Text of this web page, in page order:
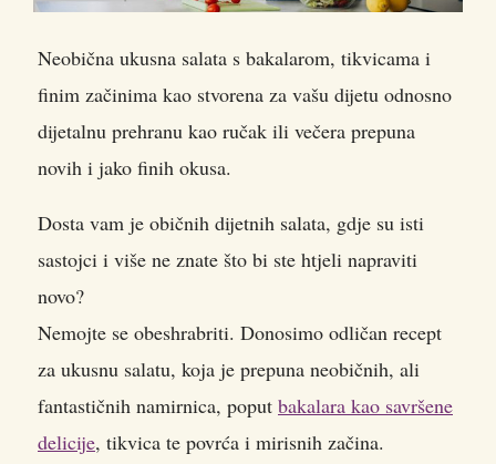
Neobična ukusna salata s bakalarom, tikvicama i
finim začinima kao stvorena za vašu dijetu odnosno
dijetalnu prehranu kao ručak ili večera prepuna
novih i jako finih okusa.
Dosta vam je običnih dijetnih salata, gdje su isti
sastojci i više ne znate što bi ste htjeli napraviti
novo?
Nemojte se obeshrabriti. Donosimo odličan recept
za ukusnu salatu, koja je prepuna neobičnih, ali
fantastičnih namirnica, poput bakalara kao savršene
delicije, tikvica te povrća i mirisnih začina.